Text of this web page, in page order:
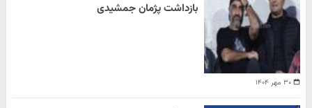
۳۰ مهر ۱۴۰۴
بازداشت پژمان جمشیدی